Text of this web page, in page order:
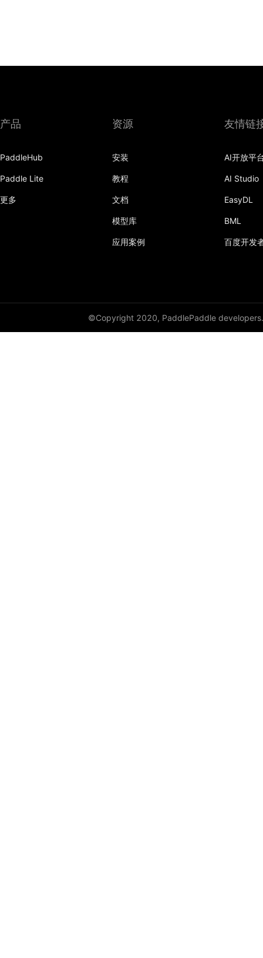
产品
PaddleHub
Paddle Lite
更多
资源
安装
教程
文档
模型库
应用案例
友情链
AI开放平
AI Studio
EasyDL
BML
百度开发
©Copyright 2020, PaddlePaddle developers.